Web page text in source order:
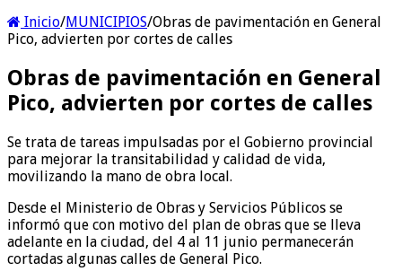
Inicio/MUNICIPIOS/Obras de pavimentación en General
Pico, advierten por cortes de calles
Obras de pavimentación en General
Pico, advierten por cortes de calles
Se trata de tareas impulsadas por el Gobierno provincial
para mejorar la transitabilidad y calidad de vida,
movilizando la mano de obra local.
Desde el Ministerio de Obras y Servicios Públicos se
informó que con motivo del plan de obras que se lleva
adelante en la ciudad, del 4 al 11 junio permanecerán
cortadas algunas calles de General Pico.